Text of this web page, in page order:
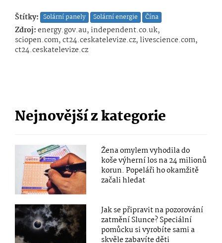
Štítky: Solární panely Solární energie Čína
Zdroj:energy.gov.au, independent.co.uk,
sciopen.com, ct24.ceskatelevize.cz, livescience.com,
ct24.ceskatelevize.cz
Nejnovější z kategorie
Žena omylem vyhodila do
koše výherní los na 24 milionů
korun. Popeláři ho okamžitě
začali hledat
Jak se připravit na pozorování
zatmění Slunce? Speciální
pomůcku si vyrobíte sami a
skvěle zabavíte děti